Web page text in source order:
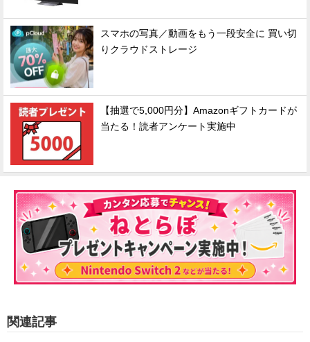
スマホの写真／動画をもう一段安全に 買い切
りクラウドストレージ
【抽選で5,000円分】Amazonギフトカードが
当たる！読者アンケート実施中
関連記事